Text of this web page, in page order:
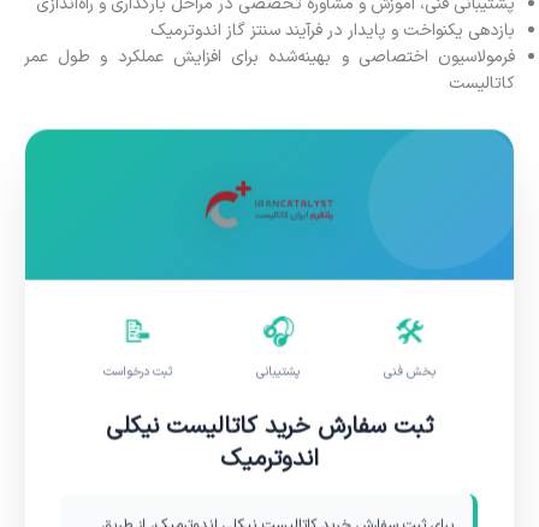
بازدهی یکنواخت و پایدار در فرآیند سنتز گاز اندوترمیک
فرمولاسیون اختصاصی و بهینه‌شده برای افزایش عملکرد و طول عمر
کاتالیست
🛠️
بخش فنی
🎧
پشتیبانی
📝
ثبت درخواست
ثبت سفارش خرید کاتالیست نیکلی
اندوترمیک
برای ثبت سفارش خرید کاتالیست نیکلی اندوترمیک، از طریق